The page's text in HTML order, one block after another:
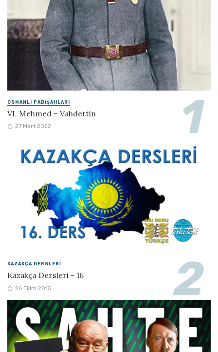
OSMANLI PADIŞAHLARI
VI. Mehmed – Vahdettin
27 Mart 2022
KAZAKÇA DERSLERI
Kazakça Dersleri – 16
26 Ekim 2015